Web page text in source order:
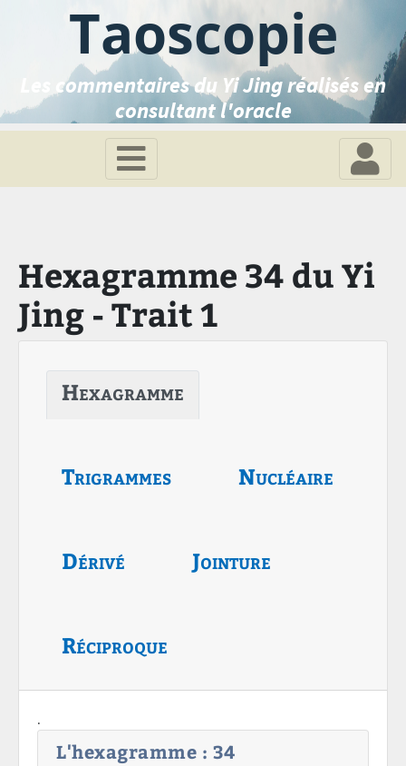
Taoscopie
Les commentaires du Yi Jing réalisés en
consultant l'oracle
Hexagramme 34 du Yi
Jing - Trait 1
Hexagramme
Trigrammes Nucléaire
Dérivé Jointure
Réciproque
.
L'hexagramme : 34